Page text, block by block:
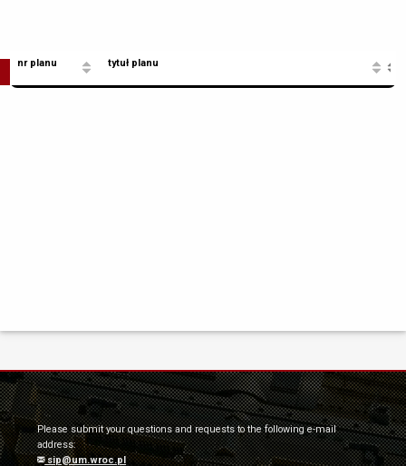
nr planu tytuł planu
Please submit your questions and requests to the following e-mail
address:
sip@um.wroc.pl